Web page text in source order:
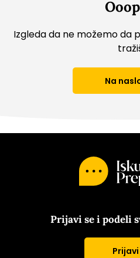
Preporuke
Izgleda da ne možemo da
Na
Prijavi se i podeli
Prijavi